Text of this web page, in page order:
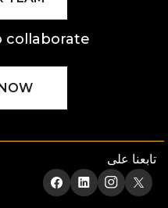
تابعنا على